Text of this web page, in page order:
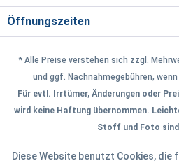
Öffnungszeiten
* Alle Preise verstehen sich zzgl.
und ggf. Nachnahmegebühren,
Für evtl. Irrtümer, Änderungen oder
wird keine Haftung übernommen.
Stoff und Foto
Diese Website benutzt Cookies,